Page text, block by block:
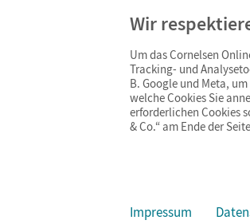
Persönliche Angebote für Lehrkräfte
Sicheres Einkaufen mit SSL-Verschlüsselung
Widerrufsfristvon 4 Wochen
Schnelle und einfache Retourenabwicklung
Barrierefreiheit
Wir
Um das Cornelsen
Tracking- und
B. Google und Meta,
welche Cookies Sie
erforderlichen Cookies
& Co.“ am Ende der
Impressum